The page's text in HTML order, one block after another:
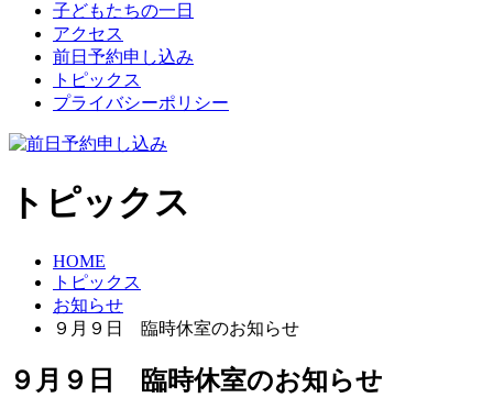
子どもたちの一日
アクセス
前日予約申し込み
トピックス
プライバシーポリシー
トピックス
HOME
トピックス
お知らせ
９月９日 臨時休室のお知らせ
９月９日 臨時休室のお知らせ